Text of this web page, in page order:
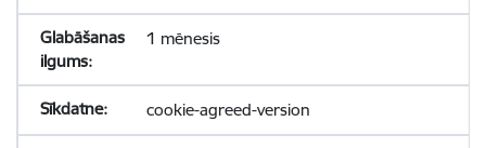
1 mēnesis
cookie-agreed-version